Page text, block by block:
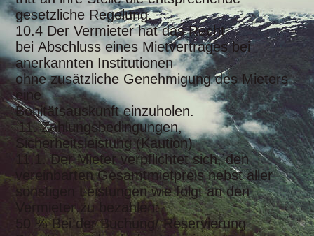
gesetzliche Regelung.
10.4 Der Vermieter hat das Recht
beiAbschlusseines Mietvertrages bei
anerkannten Institutionen
ohne zusätzliche Genehmigung des Mieters
eine
Bonitätsauskunft einzuholen.
11. Zahlungsbedingungen,
Sicherheitsleistung (Kaution)
11.1. Der Mieter verpflichtet sich, den
vereinbarten Gesamtmietpreis nebst aller
sonstigen Leistungen wie folgt an den
Vermieter zu bezahlen:
50 % Bei der Buchung/ Reservierung